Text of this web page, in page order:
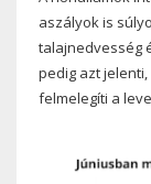
aszályok is
talajnedvesség
pedig azt
felmelegíti a